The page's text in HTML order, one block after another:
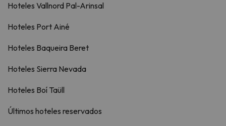
Hoteles Vallnord Pal-Arinsal
Hoteles Port Ainé
Hoteles Baqueira Beret
Hoteles Sierra Nevada
Hoteles Boí Taüll
Últimos hoteles reservados